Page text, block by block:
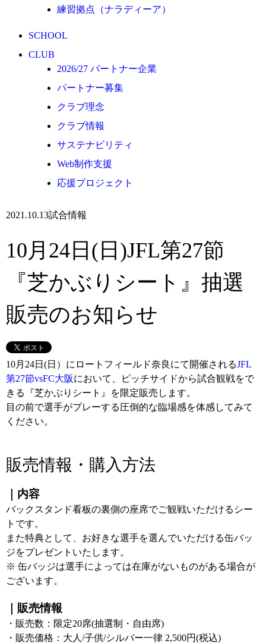
練習拠点（ナラディーア）
SCHOOL
CLUB
2026/27 パートナー企業
パートナー募集
クラブ理念
クラブ情報
サステナビリティ
Web制作支援
応援プロジェクト
2021.10.13試合情報
10月24日(日)JFL第27節
『芝かぶりシート』抽選
販売のお知らせ
10月24日(日）にロートフィールド奈良にて開催されるJFL
第27節vsFC大阪において、ピッチサイドから試合観戦をで
きる『芝かぶりシート』を限定販売します。
目の前で選手がプレーする圧倒的な臨場感を体感してみて
ください。
販売情報・購入方法
｜内容
バックスタンド看板の裏側の座席でご観戦いただけるシー
トです。
また特典として、お好きな選手を選んでいただける缶バッ
ジをプレゼントいたします。
※ 缶バッジは選手によっては在庫がないものがある場合が
ございます。
｜販売情報
・販売数：限定20席(抽選制・自由席)
・販売価格：大人/子供/シルバー一律 2,500円(税込)